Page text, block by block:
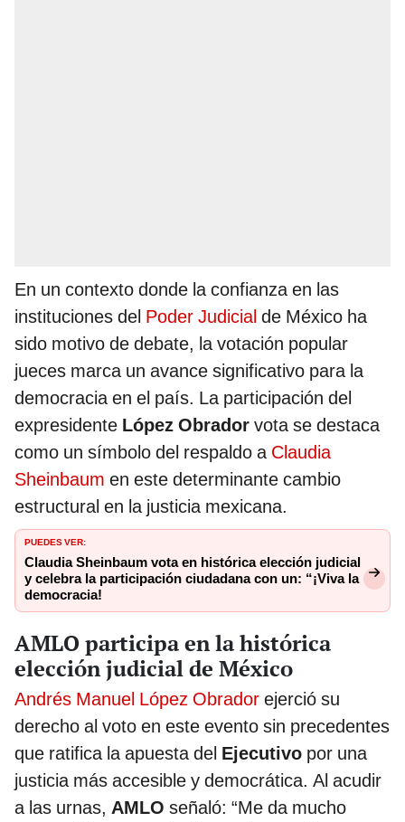
En un contexto donde la confianza en las
instituciones del Poder Judicial de México ha
sido motivo de debate, la votación popular
jueces marca un avance significativo para la
democracia en el país. La participación del
expresidente López Obrador vota se destaca
como un símbolo del respaldo a Claudia
Sheinbaum en este determinante cambio
estructural en la justicia mexicana.
PUEDES VER:
Claudia Sheinbaum vota en histórica elección judicial
y celebra la participación ciudadana con un: “¡Viva la
democracia!
AMLO participa en la histórica
elección judicial de México
Andrés Manuel López Obrador ejerció su
derecho al voto en este evento sin precedentes
que ratifica la apuesta del Ejecutivo por una
justicia más accesible y democrática. Al acudir
a las urnas, AMLO señaló: “Me da mucho